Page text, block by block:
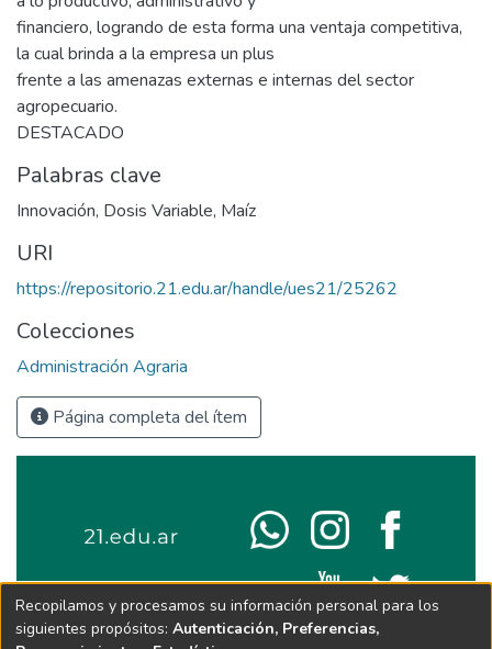
financiero, logrando de esta forma una ventaja competitiva,
la cual brinda a la empresa un plus
frente a las amenazas externas e internas del sector
agropecuario.
DESTACADO
Palabras clave
Innovación, Dosis Variable, Maíz
URI
https://repositorio.21.edu.ar/handle/ues21/25262
Colecciones
Administración Agraria
Página completa del ítem
Recopilamos y procesamos su información personal para los
siguientes propósitos: Autenticación, Preferencias,